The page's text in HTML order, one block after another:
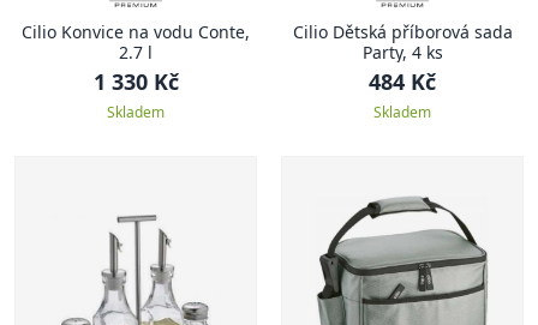
Cilio Konvice na vodu Conte,
2.7 l
1 330 Kč
Skladem
Cilio Dětská příborová sada
Party, 4 ks
484 Kč
Skladem